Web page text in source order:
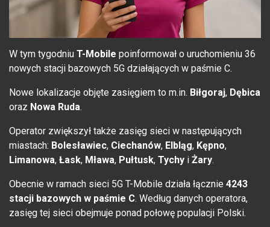
W tym tygodniu T-Mobile poinformował o uruchomieniu 36
nowych stacji bazowych 5G działających w paśmie C.
Nowe lokalizacje objęte zasięgiem to m.in. Biłgoraj, Dębica
oraz Nowa Ruda.
Operator zwiększył także zasięg sieci w następujących
miastach: Bolesławiec, Ciechanów, Elbląg, Kępno,
Limanowa, Łask, Mława, Pułtusk, Tychy i Żary.
Obecnie w ramach sieci 5G T-Mobile działa łącznie 4243
stacji bazowych w paśmie C. Według danych operatora,
zasięg tej sieci obejmuje ponad połowę populacji Polski.